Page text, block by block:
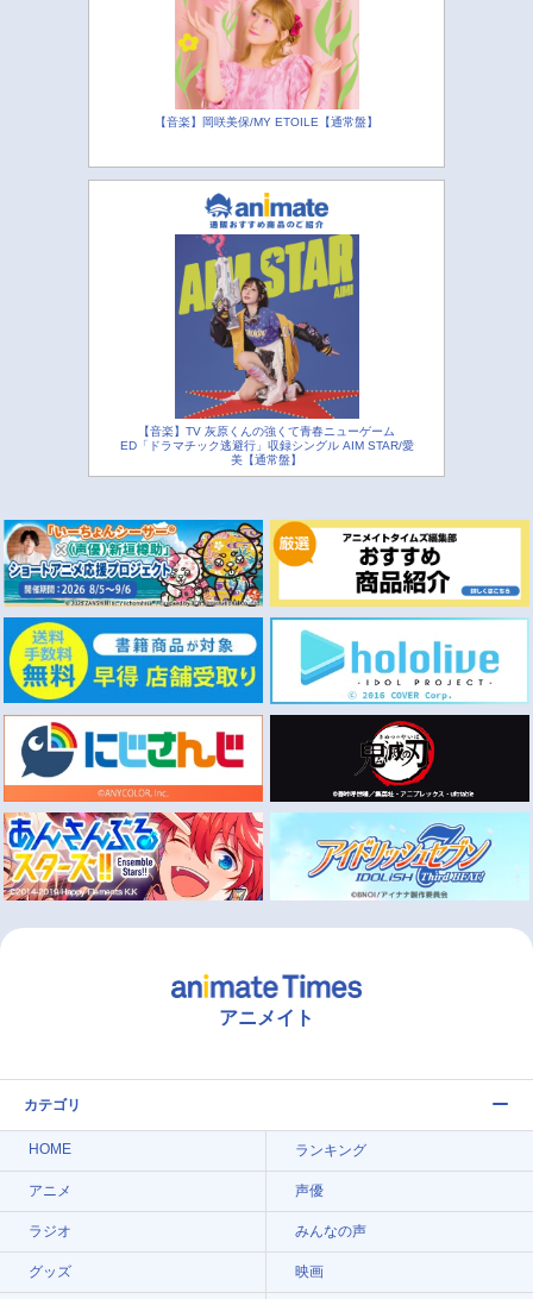
【音楽】岡咲美保/MY ETOILE【通常盤】
【音楽】TV 灰原くんの強くて青春ニューゲーム
ED「ドラマチック逃避行」収録シングル AIM STAR/愛
美【通常盤】
アニメイト
カテゴリ
HOME ランキング
アニメ 声優
ラジオ みんなの声
グッズ 映画